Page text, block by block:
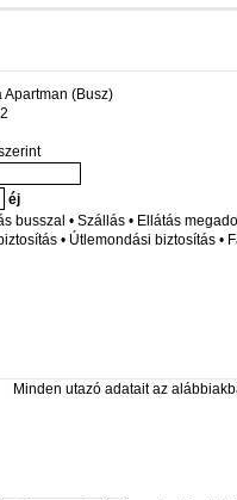
Apartman (Busz)
éj
busszal • Szállás • Ellátás
• Útlemondási biztosítás •
Minden utazó adatait az